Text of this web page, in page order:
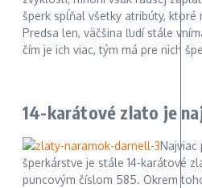
šperk spĺňal všetky atribúty, ktoré
Predsa len, väčšina ľudí stále
čím je ich viac, tým má pre nich
14-karátové zlato je
Najviac
šperkárstve je stále 14-karátové
puncovým číslom 585. Okrem